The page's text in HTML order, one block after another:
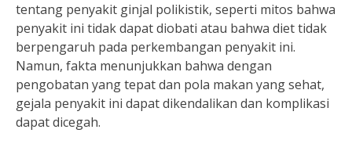
tentang penyakit ginjal polikistik, seperti mitos bahwa
penyakit ini tidak dapat diobati atau bahwa diet tidak
berpengaruh pada perkembangan penyakit ini.
Namun, fakta menunjukkan bahwa dengan
pengobatan yang tepat dan pola makan yang sehat,
gejala penyakit ini dapat dikendalikan dan komplikasi
dapat dicegah.